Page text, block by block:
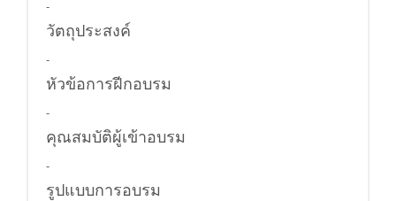
-
วัตถุประสงค์
-
หัวข้อการฝีกอบรม
-
คุณสมบัติผู้เข้าอบรม
-
รูปแบบการอบรม